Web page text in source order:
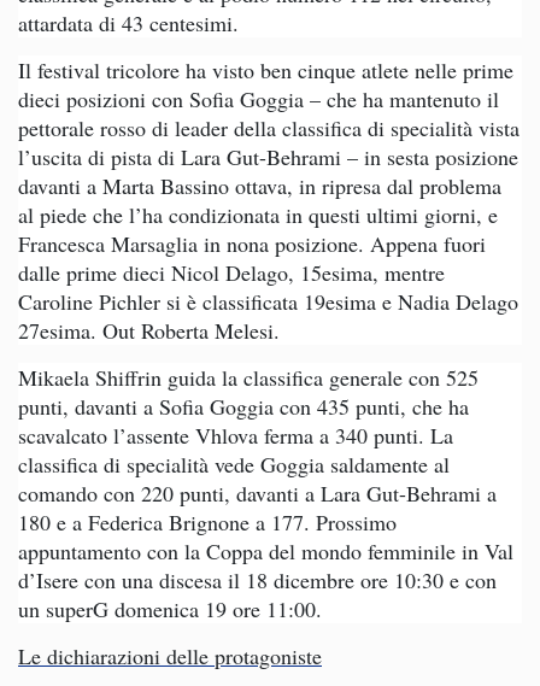
attardata di 43 centesimi.
Il festival tricolore ha visto ben cinque atlete nelle prime
dieci posizioni con Sofia Goggia – che ha mantenuto il
pettorale rosso di leader della classifica di specialità vista
l’uscita di pista di Lara Gut-Behrami – in sesta posizione
davanti a Marta Bassino ottava, in ripresa dal problema
al piede che l’ha condizionata in questi ultimi giorni, e
Francesca Marsaglia in nona posizione. Appena fuori
dalle prime dieci Nicol Delago, 15esima, mentre
Caroline Pichler si è classificata 19esima e Nadia Delago
27esima. Out Roberta Melesi.
Mikaela Shiffrin guida la classifica generale con 525
punti, davanti a Sofia Goggia con 435 punti, che ha
scavalcato l’assente Vhlova ferma a 340 punti. La
classifica di specialità vede Goggia saldamente al
comando con 220 punti, davanti a Lara Gut-Behrami a
180 e a Federica Brignone a 177. Prossimo
appuntamento con la Coppa del mondo femminile in Val
d’Isere con una discesa il 18 dicembre ore 10:30 e con
un superG domenica 19 ore 11:00.
Le dichiarazioni delle protagoniste